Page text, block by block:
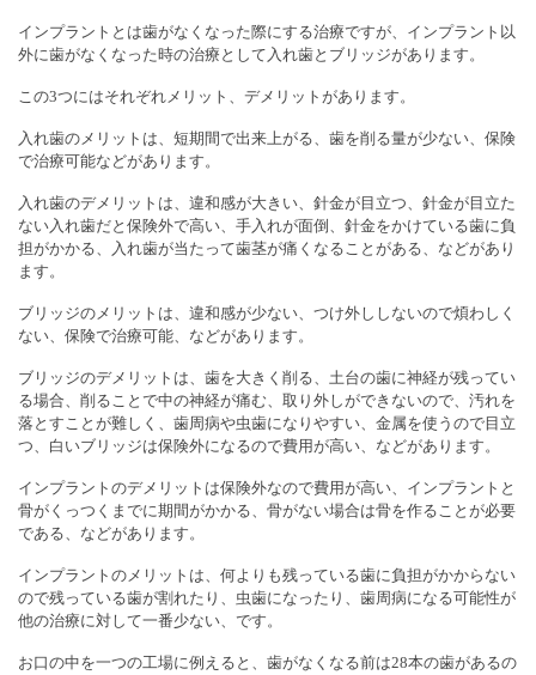
インプラントとは歯がなくなった際にする治療ですが、インプラント以
外に歯がなくなった時の治療として入れ歯とブリッジがあります。
この3つにはそれぞれメリット、デメリットがあります。
入れ歯のメリットは、短期間で出来上がる、歯を削る量が少ない、保険
で治療可能などがあります。
入れ歯のデメリットは、違和感が大きい、針金が目立つ、針金が目立た
ない入れ歯だと保険外で高い、手入れが面倒、針金をかけている歯に負
担がかかる、入れ歯が当たって歯茎が痛くなることがある、などがあり
ます。
ブリッジのメリットは、違和感が少ない、つけ外ししないので煩わしく
ない、保険で治療可能、などがあります。
ブリッジのデメリットは、歯を大きく削る、土台の歯に神経が残ってい
る場合、削ることで中の神経が痛む、取り外しができないので、汚れを
落とすことが難しく、歯周病や虫歯になりやすい、金属を使うので目立
つ、白いブリッジは保険外になるので費用が高い、などがあります。
インプラントのデメリットは保険外なので費用が高い、インプラントと
骨がくっつくまでに期間がかかる、骨がない場合は骨を作ることが必要
である、などがあります。
インプラントのメリットは、何よりも残っている歯に負担がかからない
ので残っている歯が割れたり、虫歯になったり、歯周病になる可能性が
他の治療に対して一番少ない、です。
お口の中を一つの工場に例えると、歯がなくなる前は28本の歯があるの